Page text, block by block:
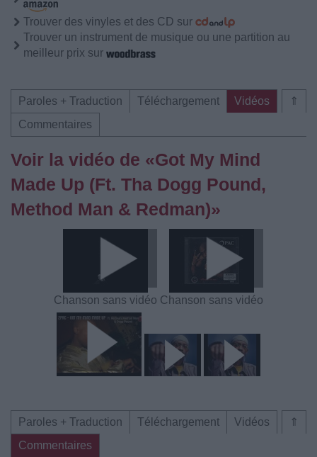
Trouver des vinyles et des CD sur
Trouver un instrument de musique ou une partition au
meilleur prix sur
⇑
Paroles + Traduction Téléchargement
Vidéos
Commentaires
Voir la vidéo de «Got My Mind
Made Up (Ft. Tha Dogg Pound,
Method Man & Redman)»
Chanson sans vidéo Chanson sans vidéo
⇑
Paroles + Traduction Téléchargement
Vidéos
Commentaires